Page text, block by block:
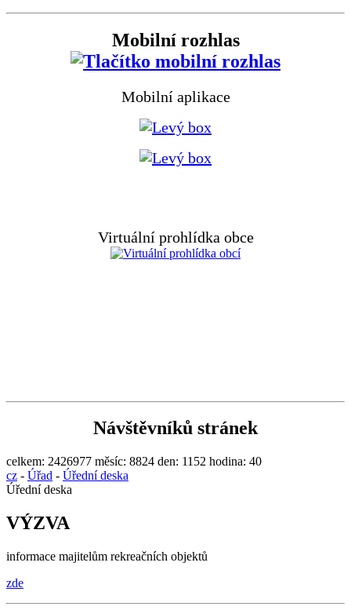
Mobilní rozhlas
Mobilní aplikace
Virtuální prohlídka obce
Návštěvníků stránek
celkem: 2426977 měsíc: 8824 den: 1152 hodina: 40
cz - Úřad - Úřední deska
Úřední deska
VÝZVA
informace majitelům rekreačních objektů
zde